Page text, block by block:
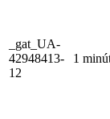
_gat_UA-
42948413-
12
1